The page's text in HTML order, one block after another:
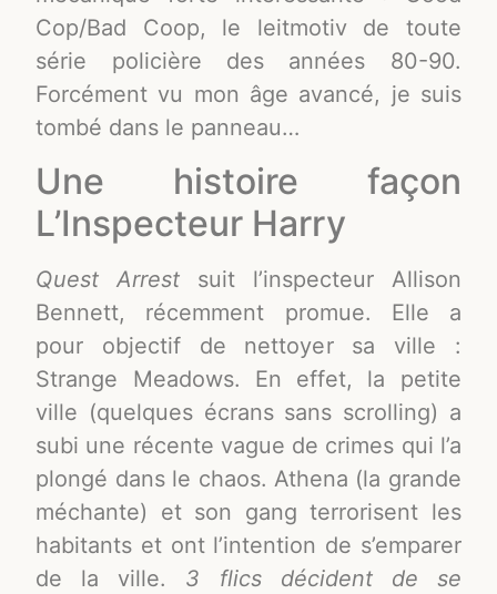
Cop/Bad Coop, le leitmotiv de toute
série policière des années 80-90.
Forcément vu mon âge avancé, je suis
tombé dans le panneau…
Une histoire façon
L’Inspecteur Harry
Quest Arrest suit l’inspecteur Allison
Bennett, récemment promue. Elle a
pour objectif de nettoyer sa ville :
Strange Meadows. En effet, la petite
ville (quelques écrans sans scrolling) a
subi une récente vague de crimes qui l’a
plongé dans le chaos. Athena (la grande
méchante) et son gang terrorisent les
habitants et ont l’intention de s’emparer
de la ville. 3 flics décident de se